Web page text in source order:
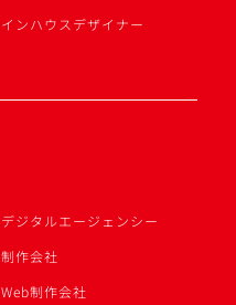
インハウスデザイナー
デジタルエージェンシー
制作会社
Web制作会社